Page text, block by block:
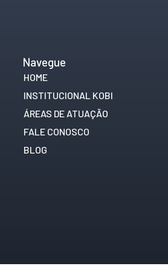
Navegue
HOME
INSTITUCIONAL KOBI
ÁREAS DE ATUAÇÃO
FALE CONOSCO
BLOG